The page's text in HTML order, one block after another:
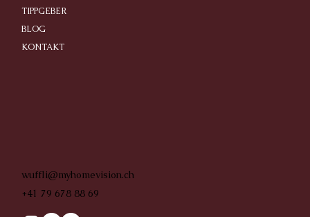
TIPPGEBER
BLOG
KONTAKT
wuffli@myhomevision.ch
+41 79 678 88 69